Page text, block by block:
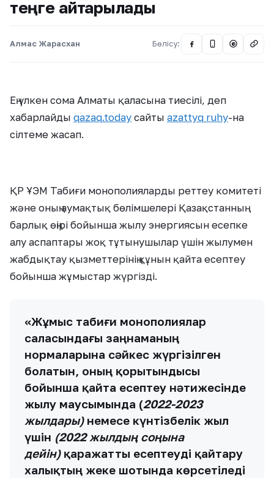
теңге қайтарылады
Алмас Жарасхан Бөлісу: @
Ең үлкен сома Алматы қаласына тиесілі, деп
хабарлайды qazaq.today сайты azattyq ruhy-на
сілтеме жасап.
ҚР ҰЭМ Табиғи монополияларды реттеу комитеті
және оның аумақтық бөлімшелері Қазақстанның
барлық өңірі бойынша жылу энергиясын есепке
алу аспаптары жоқ тұтынушылар үшін жылумен
жабдықтау қызметтерінің құнын қайта есептеу
бойынша жұмыстар жүргізді.
«Жұмыс табиғи монополиялар
саласындағы заңнаманың
нормаларына сәйкес жүргізілген
болатын, оның қорытындысы
бойынша қайта есептеу нәтижесінде
жылу маусымында (2022-2023
жылдары)немесе күнтізбелік жыл
үшін (2022 жылдың соңына
дейін)қаражатты есептеуді қайтару
халықтың жеке шотында көрсетіледі